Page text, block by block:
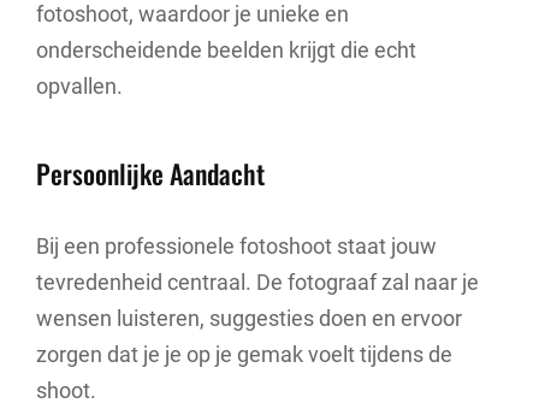
fotoshoot, waardoor je unieke en
onderscheidende beelden krijgt die echt
opvallen.
Persoonlijke Aandacht
Bij een professionele fotoshoot staat jouw
tevredenheid centraal. De fotograaf zal naar je
wensen luisteren, suggesties doen en ervoor
zorgen dat je je op je gemak voelt tijdens de
shoot.